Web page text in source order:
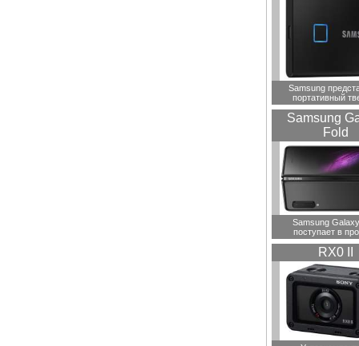
Samsung
портативный
Samsung
Fold
Samsung
поступает в
RX0 II